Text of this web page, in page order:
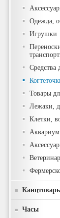
Одежда,
Игрушки
Средства
Товары
Лежаки,
Клетки,
Часы